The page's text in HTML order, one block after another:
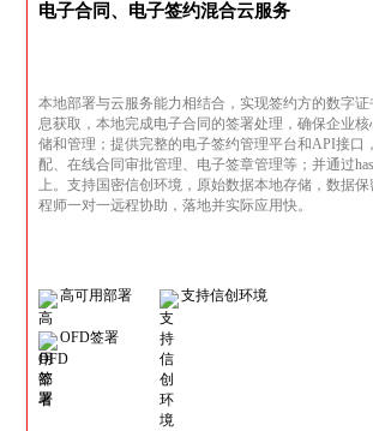
电子合同、电子签约混合云服务
本地部署与云服务能力相结合，实现签约方的数字
息获取，本地完成电子合同的签署处理，确保企业
储和管理；提供完整的电子签约管理平台和API接口
配、在线合同审批管理、电子签章管理等；并通过
上。支持国密信创环境，原始数据本地存储，数据
程师一对一远程协助，落地并实际应用快。
高可用部署 支持信创环境
OFD签署